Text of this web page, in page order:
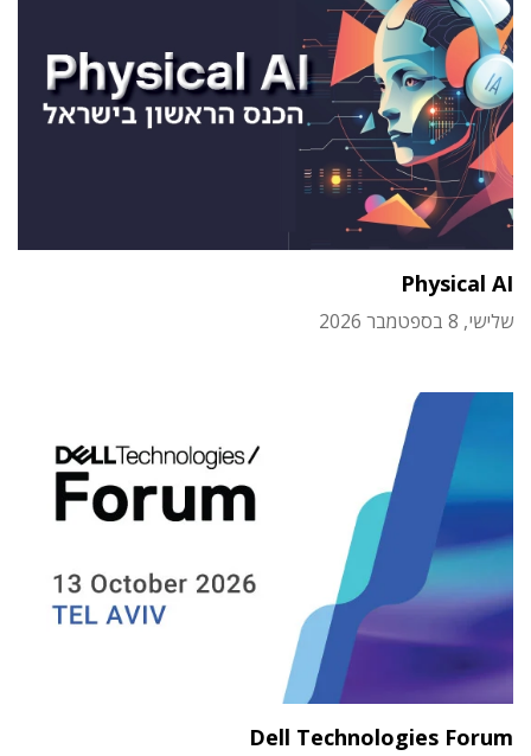
Physical AI
שלישי, 8 בספטמבר 2026
Dell Technologies Forum